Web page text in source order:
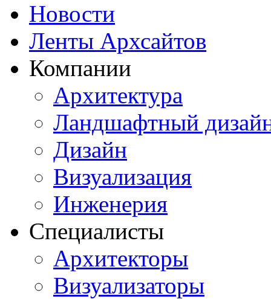
Новости
Ленты Архсайтов
Компании
Архитектура
Ландшафтный
Дизайн
Визуализация
Инженерия
Специалисты
Архитекторы
Визуализаторы